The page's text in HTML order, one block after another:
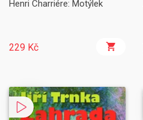
Henri Charriére: Motýlek
229 Kč